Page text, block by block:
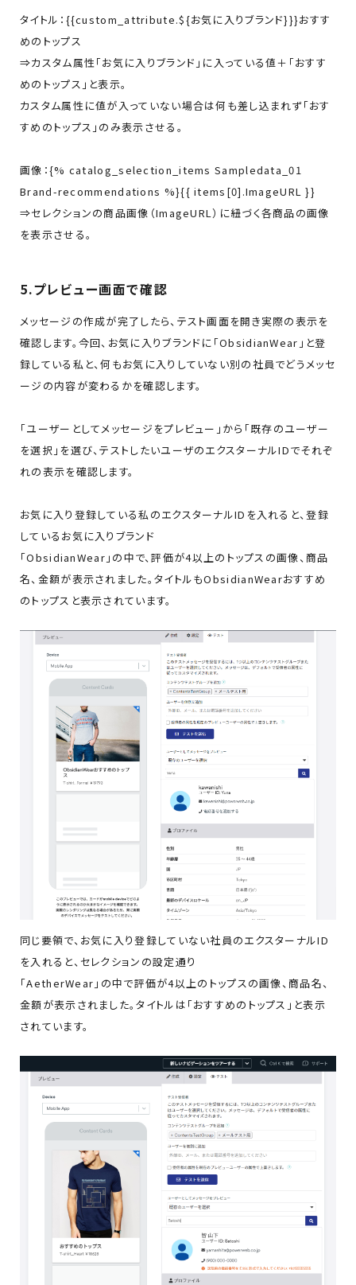
タイトル：{{custom_attribute.${お気に入りブランド}}}おすす
めのトップス
⇒カスタム属性「お気に入りブランド」に入っている値＋「おすす
めのトップス」と表示。
カスタム属性に値が入っていない場合は何も差し込まれず「おす
すめのトップス」のみ表示させる。
画像：{% catalog_selection_items Sampledata_01
Brand-recommendations %}{{ items[0].ImageURL }}
⇒セレクションの商品画像（ImageURL）に紐づく各商品の画像
を表示させる。
5.プレビュー画面で確認
メッセージの作成が完了したら、テスト画面を開き実際の表示を
確認します。今回、お気に入りブランドに「ObsidianWear」と登
録している私と、何もお気に入りしていない別の社員でどうメッセ
ージの内容が変わるかを確認します。
「ユーザーとしてメッセージをプレビュー」から「既存のユーザー
を選択」を選び、テストしたいユーザのエクスターナルIDでそれぞ
れの表示を確認します。
お気に入り登録している私のエクスターナルIDを入れると、登録
しているお気に入りブランド
「ObsidianWear」の中で、評価が4以上のトップスの画像、商品
名、金額が表示されました。タイトルもObsidianWearおすすめ
のトップスと表示されています。
同じ要領で、お気に入り登録していない社員のエクスターナルID
を入れると、セレクションの設定通り
「AetherWear」の中で評価が4以上のトップスの画像、商品名、
金額が表示されました。タイトルは「おすすめのトップス」と表示
されています。